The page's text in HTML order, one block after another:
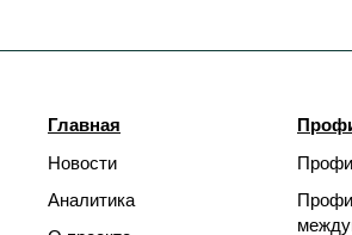
Главная
Новости
Аналитика